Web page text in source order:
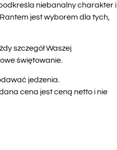
niebanalny charakter i
jest wyborem dla tych,
szczegół Waszej
świętowanie.
jedzenia.
cena jest ceną netto i nie